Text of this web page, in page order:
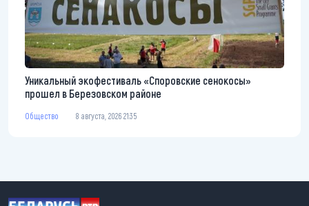
Уникальный экофестиваль «Споровские сенокосы»
прошел в Березовском районе
Общество 8 августа, 2026 21:35